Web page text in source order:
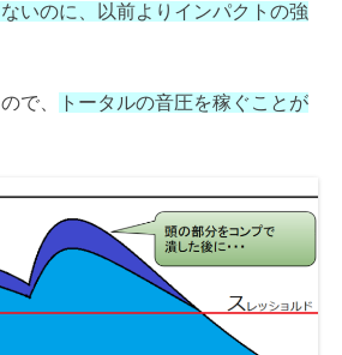
いのに、以前よりインパクトの強
で、
トータルの音圧を稼ぐことが